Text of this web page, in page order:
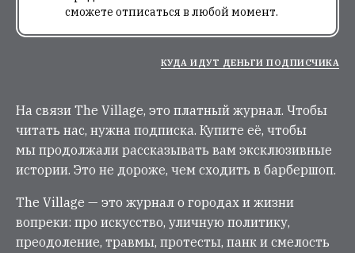
сможете отписаться в любой момент.
КУДА ИДУТ ДЕНЬГИ ПОДПИСЧИКА
На связи The Village, это платный журнал. Чтобы
читать нас, нужна подписка. Купите её, чтобы
мы продолжали рассказывать вам эксклюзивные
истории. Это не дороже, чем сходить в барбершоп.
The Village — это журнал о городах и жизни
вопреки: про искусство, уличную политику,
преодоление, травмы, протесты, панк и смелость